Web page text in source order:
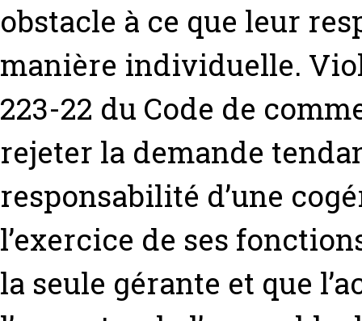
obstacle à ce que leur
manière individuelle.
223-22 du Code de
rejeter la demande
responsabilité d’une
l’exercice de ses
la seule gérante et que